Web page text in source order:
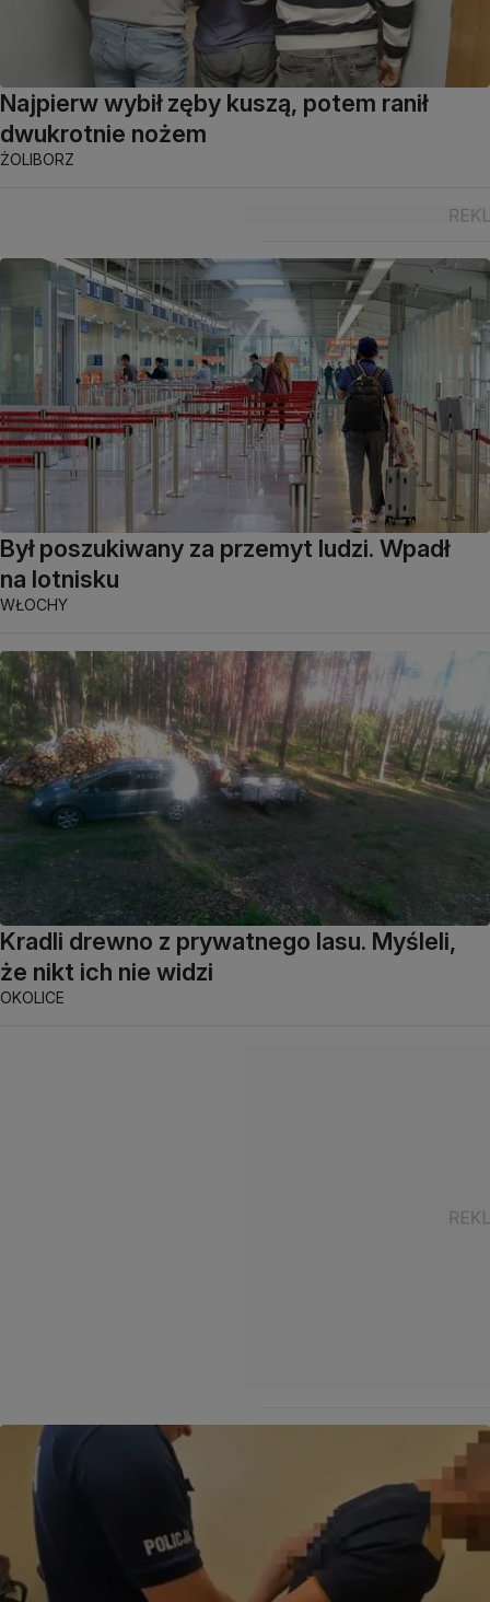
Najpierw wybił zęby kuszą, potem ranił
dwukrotnie nożem
ŻOLIBORZ
Był poszukiwany za przemyt ludzi. Wpadł
na lotnisku
WŁOCHY
Kradli drewno z prywatnego lasu. Myśleli,
że nikt ich nie widzi
OKOLICE